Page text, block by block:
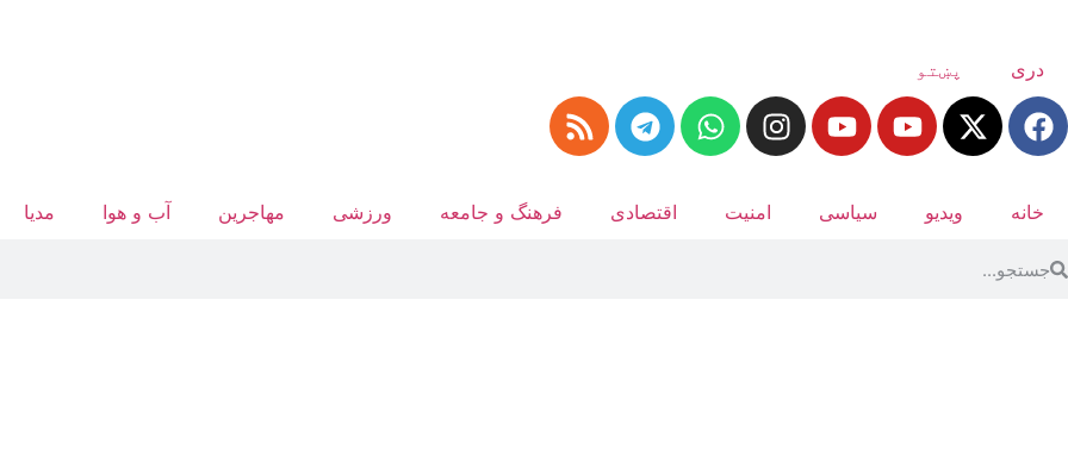
دری پښتو
خانه ویدیو سیاسی امنیت اقتصادی فرهنگ و جامعه ورزشی مهاجرین آب‌ و هوا مدیا